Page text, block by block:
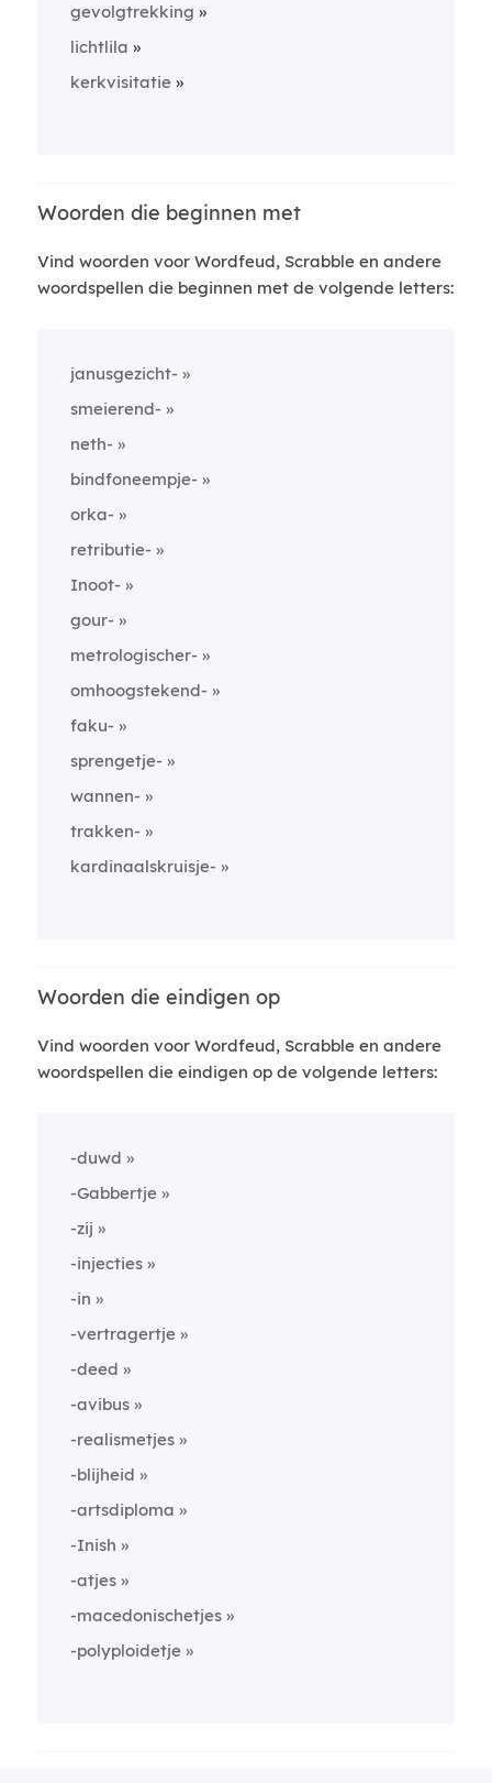
gevolgtrekking
lichtlila
kerkvisitatie
Woorden die beginnen met
Vind woorden voor Wordfeud, Scrabble en andere
woordspellen die beginnen met de volgende letters:
janusgezicht-
smeierend-
neth-
bindfoneempje-
orka-
retributie-
Inoot-
gour-
metrologischer-
omhoogstekend-
faku-
sprengetje-
wannen-
trakken-
kardinaalskruisje-
Woorden die eindigen op
Vind woorden voor Wordfeud, Scrabble en andere
woordspellen die eindigen op de volgende letters:
-duwd
-Gabbertje
-zij
-injecties
-in
-vertragertje
-deed
-avibus
-realismetjes
-blijheid
-artsdiploma
-Inish
-atjes
-macedonischetjes
-polyploidetje